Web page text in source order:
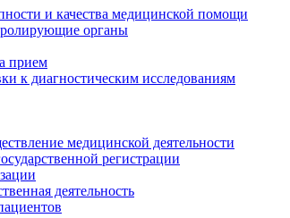
и качества медицинской помощи
органы
прием
к диагностическим исследованиям
медицинской деятельности
регистрации
деятельность